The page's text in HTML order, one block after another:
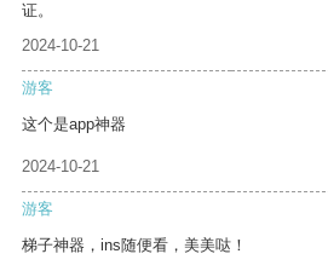
证。
2024-10-21
游客
这个是app神器
2024-10-21
游客
梯子神器，ins随便看，美美哒！